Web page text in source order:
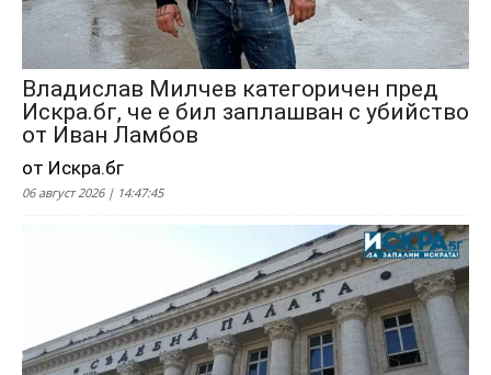
Владислав Милчев категоричен пред
Искра.бг, че е бил заплашван с убийство
от Иван Ламбов
от Искра.бг
06 август 2026 | 14:47:45